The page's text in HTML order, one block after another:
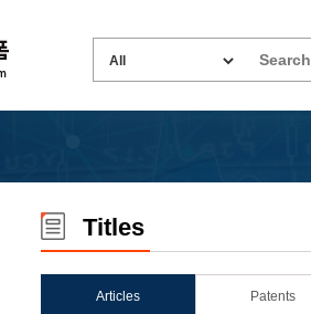
Titles
Articles Patents